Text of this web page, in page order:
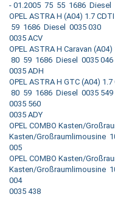
- 01.2005 75 55 1686 Diesel
OPEL ASTRA H (A04) 1.7
59 1686 Diesel 0035 030
0035 ACV
OPEL ASTRA H Caravan
80 59 1686 Diesel 0035 046
0035 ADH
OPEL ASTRA H GTC (A04)
80 59 1686 Diesel 0035 549
0035 560
0035 ADY
OPEL COMBO Kasten/
Kasten/Großraumlimousine
005
OPEL COMBO Kasten/
Kasten/Großraumlimousine
004
0035 438